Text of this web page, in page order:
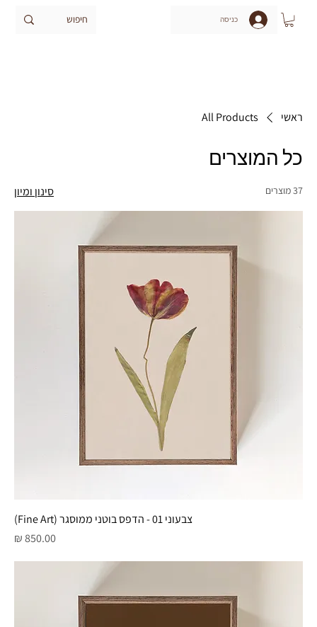
כניסה
ראשי All Products
כל המוצרים
37 מוצרים סינון ומיון
צבעוני 01 - הדפס בוטני ממוסגר (Fine Art)
מחיר